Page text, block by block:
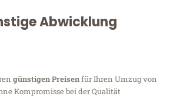
Abwicklung
günstigen Preisenfür Ihren Umzug von
Kompromisse bei der Qualität